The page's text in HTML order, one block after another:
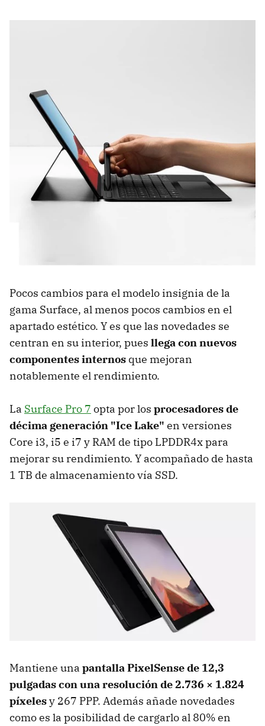
Pocos cambios para el modelo insignia de la
gama Surface, al menos pocos cambios en el
apartado estético. Y es que las novedades se
centran en su interior, pues llega con nuevos
componentes internos que mejoran
notablemente el rendimiento.
La Surface Pro 7 opta por los procesadores de
décima generación "Ice Lake" en versiones
Core i3, i5 e i7 y RAM de tipo LPDDR4x para
mejorar su rendimiento. Y acompañado de hasta
1 TB de almacenamiento vía SSD.
Mantiene una pantalla PixelSense de 12,3
pulgadas con una resolución de 2.736 × 1.824
píxelesy 267 PPP. Además añade novedades
como es la posibilidad de cargarlo al 80% en